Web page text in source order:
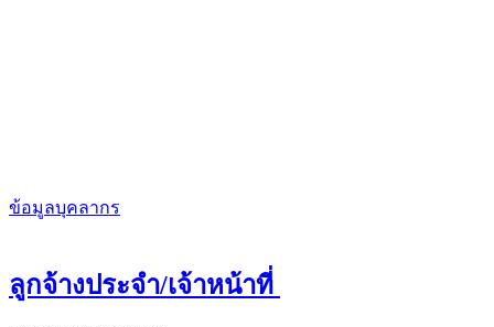
ข้อมูลบุคลากร
ลูกจ้างประจำ/เจ้าหน้าที่